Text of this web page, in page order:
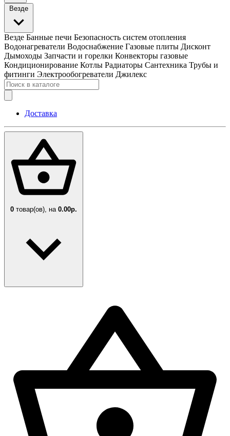
Везде
Везде Банные печи Безопасность систем отопления
Водонагреватели Водоснабжение Газовые плиты Дисконт
Дымоходы Запчасти и горелки Конвекторы газовые
Кондиционирование Котлы Радиаторы Сантехника Трубы и
фитинги Электрообогреватели Джилекс
Доставка
0 товар(ов), на 0.00р.